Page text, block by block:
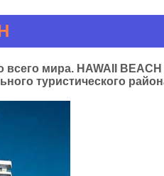
мира. HAWAII
туристического